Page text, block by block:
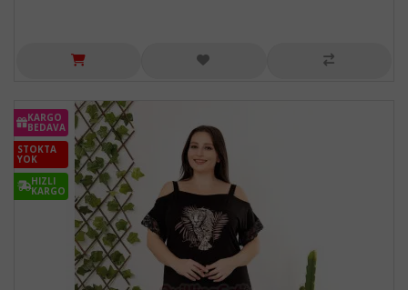
KARGO
BEDAVA
STOKTA
YOK
HIZLI
KARGO